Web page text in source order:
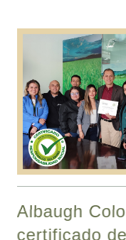
Albaugh
certificado de